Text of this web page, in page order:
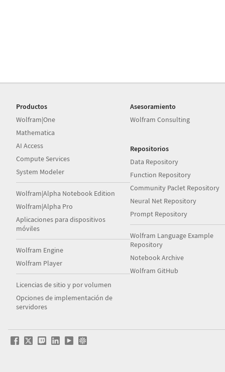
Productos
Wolfram|One
Mathematica
AI Access
Compute Services
System Modeler
Wolfram|Alpha Notebook Edition
Wolfram|Alpha Pro
Aplicaciones para dispositivos
móviles
Wolfram Engine
Wolfram Player
Licencias de sitio y por volumen
Opciones de implementación de
servidores
Asesoramiento
Wolfram Consulting
Repositorios
Data Repository
Function Repository
Community Paclet Repository
Neural Net Repository
Prompt Repository
Wolfram Language Example
Repository
Notebook Archive
Wolfram GitHub